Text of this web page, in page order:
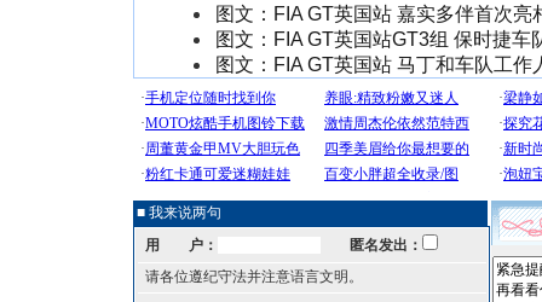
图文：FIA GT英国站 嘉实多伴首次亮
图文：FIA GT英国站GT3组 保时捷车
图文：FIA GT英国站 马丁和车队工作
■ 我来说两句
用 户：
匿名发出：
请各位遵纪守法并注意语言文明。